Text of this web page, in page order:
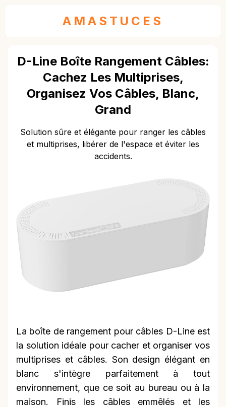
AMASTUCES
D-Line Boîte Rangement Câbles:
Cachez Les Multiprises,
Organisez Vos Câbles, Blanc,
Grand
Solution sûre et élégante pour ranger les câbles
et multiprises, libérer de l'espace et éviter les
accidents.
La boîte de rangement pour câbles D-Line est
la solution idéale pour cacher et organiser vos
multiprises et câbles. Son design élégant en
blanc s'intègre parfaitement à tout
environnement, que ce soit au bureau ou à la
maison. Finis les câbles emmêlés et les